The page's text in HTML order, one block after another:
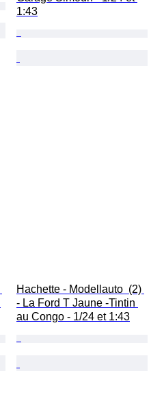
1:43
Hachette - Modellauto  (2)
- La Ford T Jaune -Tintin
au Congo - 1/24 et 1:43